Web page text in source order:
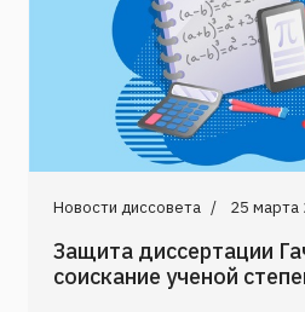
Новости диссовета 25 марта
Защита диссертации
соискание ученой